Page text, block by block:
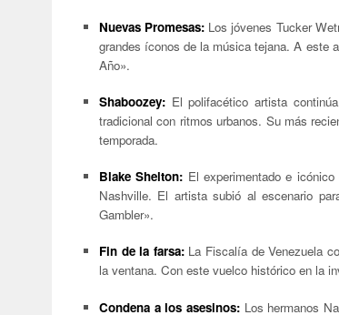
Nuevas Promesas: Los jóvenes Tucker
grandes íconos de la música tejana. A este
Año».
Shaboozey: El polifacético artista
tradicional con ritmos urbanos. Su más
temporada.
Blake Shelton: El experimentado e
Nashville. El artista subió al escenario
Gambler».
Fin de la farsa: La Fiscalía de Venezuela
la ventana. Con este vuelco histórico en la
Condena a los asesinos: Los hermanos